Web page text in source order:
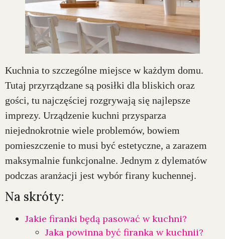
Kuchnia to szczególne miejsce w każdym domu.
Tutaj przyrządzane są posiłki dla bliskich oraz
gości, tu najczęściej rozgrywają się najlepsze
imprezy. Urządzenie kuchni przysparza
niejednokrotnie wiele problemów, bowiem
pomieszczenie to musi być estetyczne, a zarazem
maksymalnie funkcjonalne. Jednym z dylematów
podczas aranżacji jest wybór firany kuchennej.
Na skróty:
Jakie firanki będą pasować w kuchni?
Jaka powinna być firanka w kuchnii?